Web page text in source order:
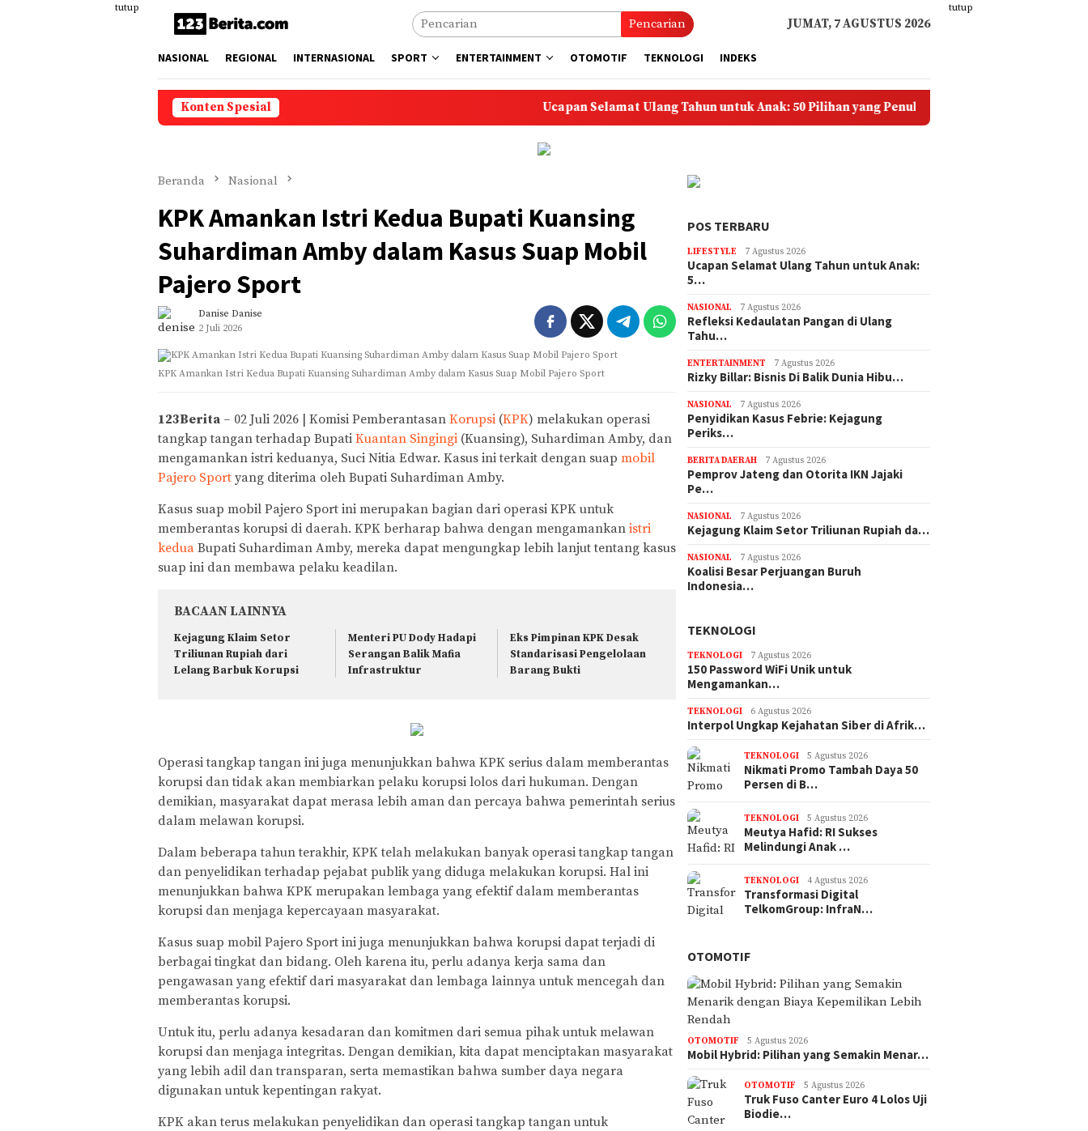
tutup tutup
Pencarian JUMAT, 7 AGUSTUS 2026
NASIONAL REGIONAL INTERNASIONAL SPORT ENTERTAINMENT OTOMOTIF TEKNOLOGI INDEKS
Konten Spesial Ucapan Selamat Ulang Tahun untuk Anak: 50 Pilihan yang Penuh Doa dan Kasih Sayang
Beranda Nasional
KPK Amankan Istri Kedua Bupati Kuansing
Suhardiman Amby dalam Kasus Suap Mobil
Pajero Sport
Danise Danise
2 Juli 2026
KPK Amankan Istri Kedua Bupati Kuansing Suhardiman Amby dalam Kasus Suap Mobil Pajero Sport
123Berita – 02 Juli 2026 | Komisi Pemberantasan Korupsi (KPK) melakukan operasi
tangkap tangan terhadap Bupati Kuantan Singingi (Kuansing), Suhardiman Amby, dan
mengamankan istri keduanya, Suci Nitia Edwar. Kasus ini terkait dengan suap mobil
Pajero Sport yang diterima oleh Bupati Suhardiman Amby.
Kasus suap mobil Pajero Sport ini merupakan bagian dari operasi KPK untuk
memberantas korupsi di daerah. KPK berharap bahwa dengan mengamankan istri
kedua Bupati Suhardiman Amby, mereka dapat mengungkap lebih lanjut tentang kasus
suap ini dan membawa pelaku keadilan.
BACAAN LAINNYA
Kejagung Klaim Setor
Triliunan Rupiah dari
Lelang Barbuk Korupsi
Menteri PU Dody Hadapi
Serangan Balik Mafia
Infrastruktur
Eks Pimpinan KPK Desak
Standarisasi Pengelolaan
Barang Bukti
Operasi tangkap tangan ini juga menunjukkan bahwa KPK serius dalam memberantas
korupsi dan tidak akan membiarkan pelaku korupsi lolos dari hukuman. Dengan
demikian, masyarakat dapat merasa lebih aman dan percaya bahwa pemerintah serius
dalam melawan korupsi.
Dalam beberapa tahun terakhir, KPK telah melakukan banyak operasi tangkap tangan
dan penyelidikan terhadap pejabat publik yang diduga melakukan korupsi. Hal ini
menunjukkan bahwa KPK merupakan lembaga yang efektif dalam memberantas
korupsi dan menjaga kepercayaan masyarakat.
Kasus suap mobil Pajero Sport ini juga menunjukkan bahwa korupsi dapat terjadi di
berbagai tingkat dan bidang. Oleh karena itu, perlu adanya kerja sama dan
pengawasan yang efektif dari masyarakat dan lembaga lainnya untuk mencegah dan
memberantas korupsi.
Untuk itu, perlu adanya kesadaran dan komitmen dari semua pihak untuk melawan
korupsi dan menjaga integritas. Dengan demikian, kita dapat menciptakan masyarakat
yang lebih adil dan transparan, serta memastikan bahwa sumber daya negara
digunakan untuk kepentingan rakyat.
KPK akan terus melakukan penyelidikan dan operasi tangkap tangan untuk
POS TERBARU
LIFESTYLE 7 Agustus 2026
Ucapan Selamat Ulang Tahun untuk Anak:
5…
NASIONAL 7 Agustus 2026
Refleksi Kedaulatan Pangan di Ulang
Tahu…
ENTERTAINMENT 7 Agustus 2026
Rizky Billar: Bisnis Di Balik Dunia Hibu…
NASIONAL 7 Agustus 2026
Penyidikan Kasus Febrie: Kejagung
Periks…
BERITA DAERAH 7 Agustus 2026
Pemprov Jateng dan Otorita IKN Jajaki
Pe…
NASIONAL 7 Agustus 2026
Kejagung Klaim Setor Triliunan Rupiah da…
NASIONAL 7 Agustus 2026
Koalisi Besar Perjuangan Buruh
Indonesia…
TEKNOLOGI
TEKNOLOGI 7 Agustus 2026
150 Password WiFi Unik untuk
Mengamankan…
TEKNOLOGI 6 Agustus 2026
Interpol Ungkap Kejahatan Siber di Afrik…
TEKNOLOGI 5 Agustus 2026
Nikmati Promo Tambah Daya 50
Persen di B…
TEKNOLOGI 5 Agustus 2026
Meutya Hafid: RI Sukses
Melindungi Anak …
TEKNOLOGI 4 Agustus 2026
Transformasi Digital
TelkomGroup: InfraN…
OTOMOTIF
OTOMOTIF 5 Agustus 2026
Mobil Hybrid: Pilihan yang Semakin Menar…
OTOMOTIF 5 Agustus 2026
Truk Fuso Canter Euro 4 Lolos Uji
Biodie…